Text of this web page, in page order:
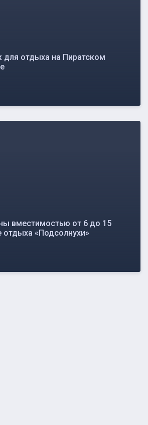
для отдыха на Пиратском
вместимостью от 6 до 15
отдыха «Подсолнухи»